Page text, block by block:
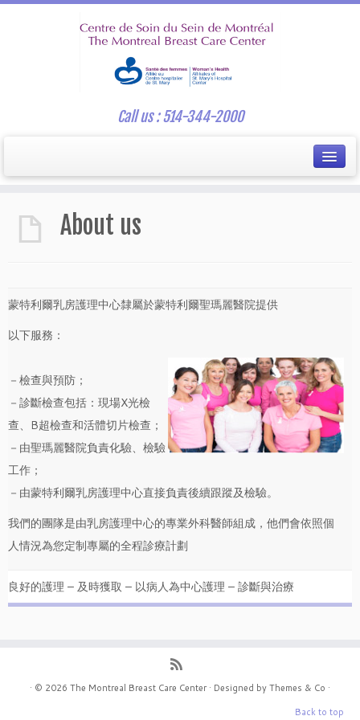
Call us : 514-344-2000
About us
蒙特利爾乳房護理中心隸屬於蒙特利爾聖瑪麗醫院提供
以下服務：
－檢查與預防；
－診斷檢查包括：現場X光檢
查、B超檢查和活體切片檢查；
－由聖瑪麗醫院負責化驗、檢驗
工作；
－由蒙特利爾乳房護理中心直接負責後續跟蹤及檢驗。
我們的團隊是由乳房護理中心的專業外科醫師組成，他們會依照個
人情況為您定制專屬的全程診療計劃
良好的護理 – 及時獲取 – 以病人為中心護理 – 診斷與治療
· © 2026 The Montreal Breast Care Center· Designed byThemes & Co ·
Back to top